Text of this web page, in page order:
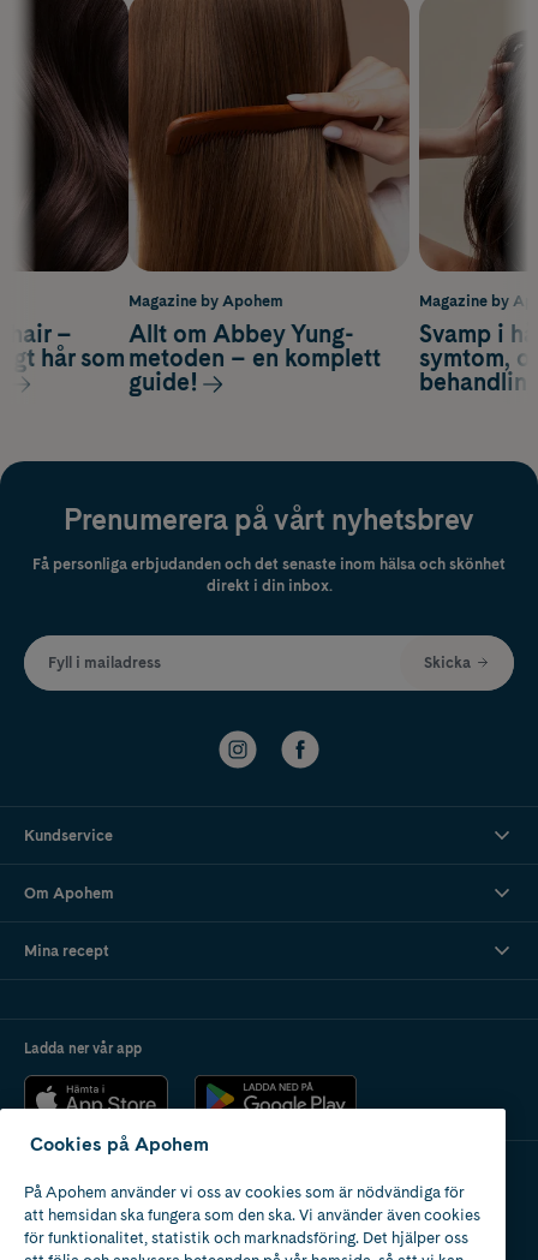
Magazine by
Svamp i
symtom,
hair –
hår som
Magazine by Apohem
Allt om Abbey Yung-
metoden – en komplett
guide!
Prenumerera på vårt nyhetsbrev
Få personliga erbjudanden och det senaste inom hälsa och skönhet
direkt i din inbox.
Fyll i mailadress Skicka
Kundservice
Om Apohem
Mina recept
Ladda ner vår app
Apotek med tillstånd
av Läkemedelsverket
Cookies på Apohem
På Apohem använder vi oss av cookies som är nödvändiga för
att hemsidan ska fungera som den ska. Vi använder även cookies
för funktionalitet, statistik och marknadsföring. Det hjälper oss